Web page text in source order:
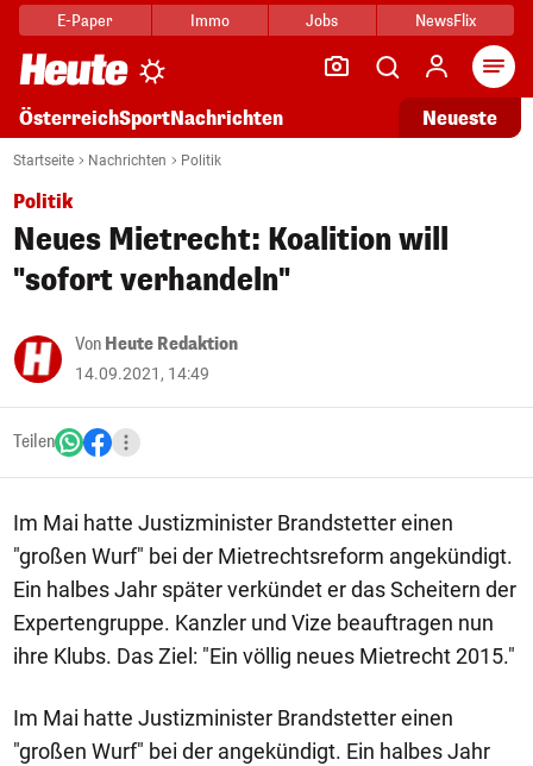
E-Paper Immo Jobs NewsFlix
ÖsterreichSportNachrichten Neueste
Startseite Nachrichten Politik
Politik
Neues Mietrecht: Koalition will
"sofort verhandeln"
Von Heute Redaktion
14.09.2021, 14:49
Teilen
Im Mai hatte Justizminister Brandstetter einen
"großen Wurf" bei der Mietrechtsreform angekündigt.
Ein halbes Jahr später verkündet er das Scheitern der
Expertengruppe. Kanzler und Vize beauftragen nun
ihre Klubs. Das Ziel: "Ein völlig neues Mietrecht 2015."
Im Mai hatte Justizminister Brandstetter einen
"großen Wurf" bei der angekündigt. Ein halbes Jahr